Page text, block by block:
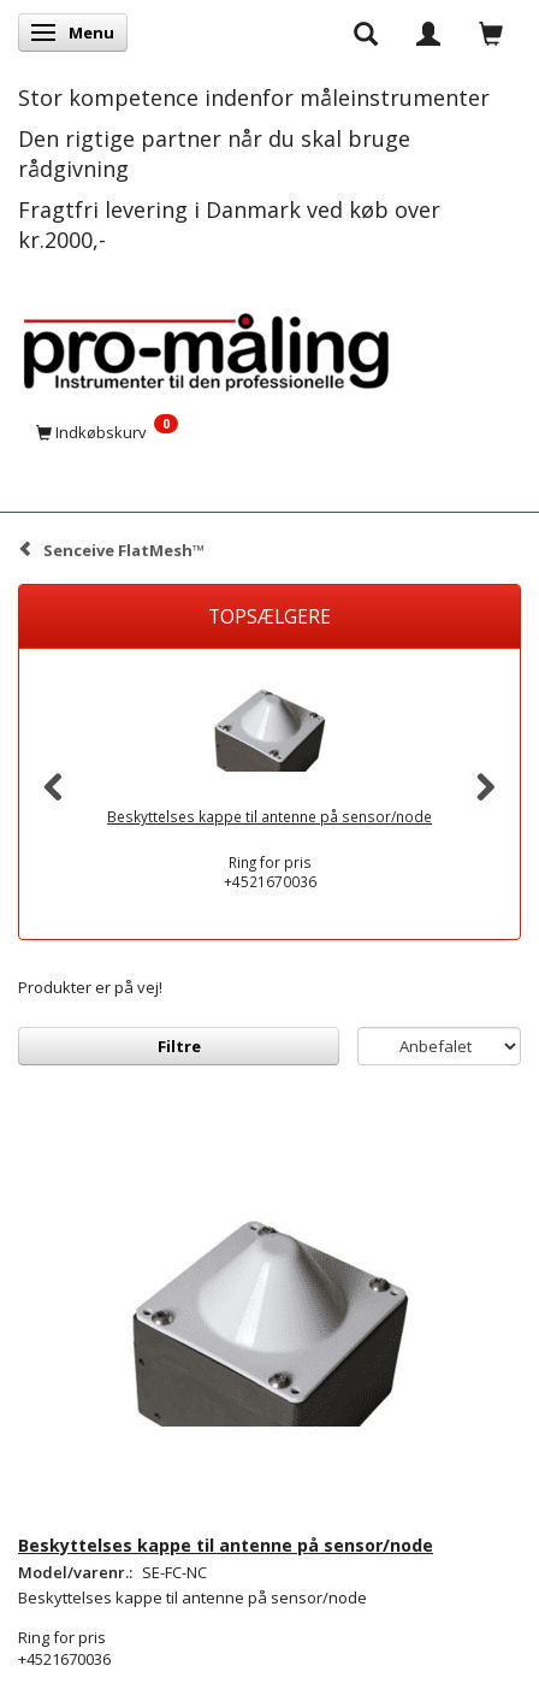
Skifte navigation
Menu
Stor kompetence indenfor måleinstrumenter
Den rigtige partner når du skal bruge
rådgivning
Fragtfri levering i Danmark ved køb over
kr.2000,-
Indkøbskurv 0
Senceive FlatMesh™
TOPSÆLGERE
Beskyttelses kappe til antenne på sensor/node
Ring for pris
+4521670036
Produkter er på vej!
Filtre
Beskyttelses kappe til antenne på sensor/node
Model/varenr.: SE-FC-NC
Beskyttelses kappe til antenne på sensor/node
Ring for pris
+4521670036